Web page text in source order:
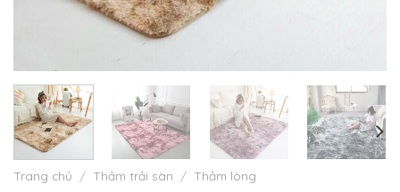
Trang chủ / Thảm trải sàn / Thảm lông